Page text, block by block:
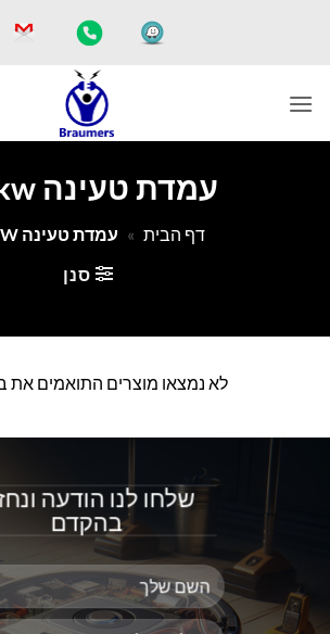
עמדת טעינה 22kw
דף הבית » עמדת טעינה 22KW
סנן
לא נמצאו מוצרים התואמים את
שלחו לנו הודעה
בהקדם